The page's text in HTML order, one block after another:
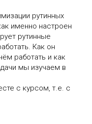
рутинных
именно настроен
рутинные
Как он
работать и как
мы изучаем в
с курсом, т.е. с